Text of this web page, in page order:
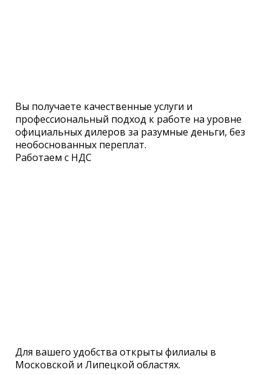
Вы получаете качественные услуги и
профессиональный подход к работе на уровне
официальных дилеров за разумные деньги, без
необоснованных переплат.
Работаем с НДС
Для вашего удобства открыты филиалы в
Московской и Липецкой областях.